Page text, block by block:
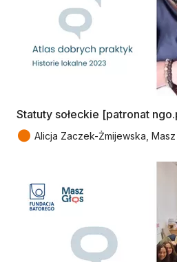
Statuty sołeckie [patronat
● Alicja Zaczek-Żmijewska, Masz